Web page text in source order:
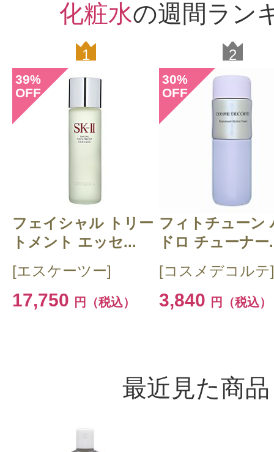
化粧水の週間ラン
1
39%
OFF
フェイシャル トリー
トメント エッセ...
[エスケーツー]
17,750 円（税込）
2
30%
OFF
フィトチューン
ドロ チューナー
[コスメデコルテ]
3,840 円（税込）
最近見た商品